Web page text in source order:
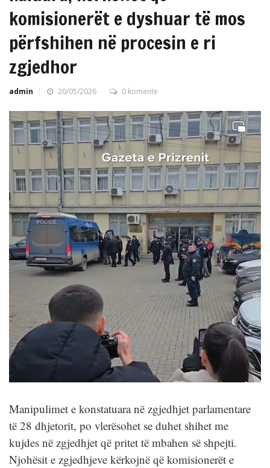
komisionerët e dyshuar të mos
përfshihen në procesin e ri
zgjedhor
admin 20/05/2026 0 komente
Manipulimet e konstatuara në zgjedhjet parlamentare
të 28 dhjetorit, po vlerësohet se duhet shihet me
kujdes në zgjedhjet që pritet të mbahen së shpejti.
Njohësit e zgjedhjeve kërkojnë që komisionerët e